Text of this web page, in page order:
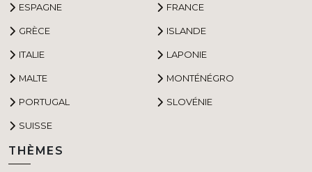
ESPAGNE FRANCE
GRÈCE ISLANDE
ITALIE LAPONIE
MALTE MONTÉNÉGRO
PORTUGAL SLOVÉNIE
SUISSE
THÈMES